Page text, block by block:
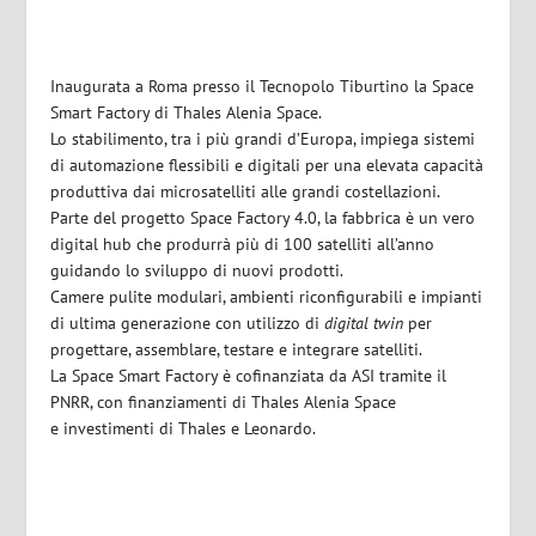
Inaugurata a Roma presso il Tecnopolo Tiburtino la Space
Smart Factory di Thales Alenia Space.
Lo stabilimento, tra i più grandi d’Europa, impiega sistemi
di automazione flessibili e digitali per una elevata capacità
produttiva dai microsatelliti alle grandi costellazioni.
Parte del progetto Space Factory 4.0, la fabbrica è un vero
digital hub che produrrà più di 100 satelliti all’anno
guidando lo sviluppo di nuovi prodotti.
Camere pulite modulari, ambienti riconfigurabili e impianti
di ultima generazione con utilizzo didigital twin per
progettare, assemblare, testare e integrare satelliti.
La Space Smart Factory è cofinanziata da ASI tramite il
PNRR, con finanziamenti di Thales Alenia Space
e investimenti di Thales e Leonardo.